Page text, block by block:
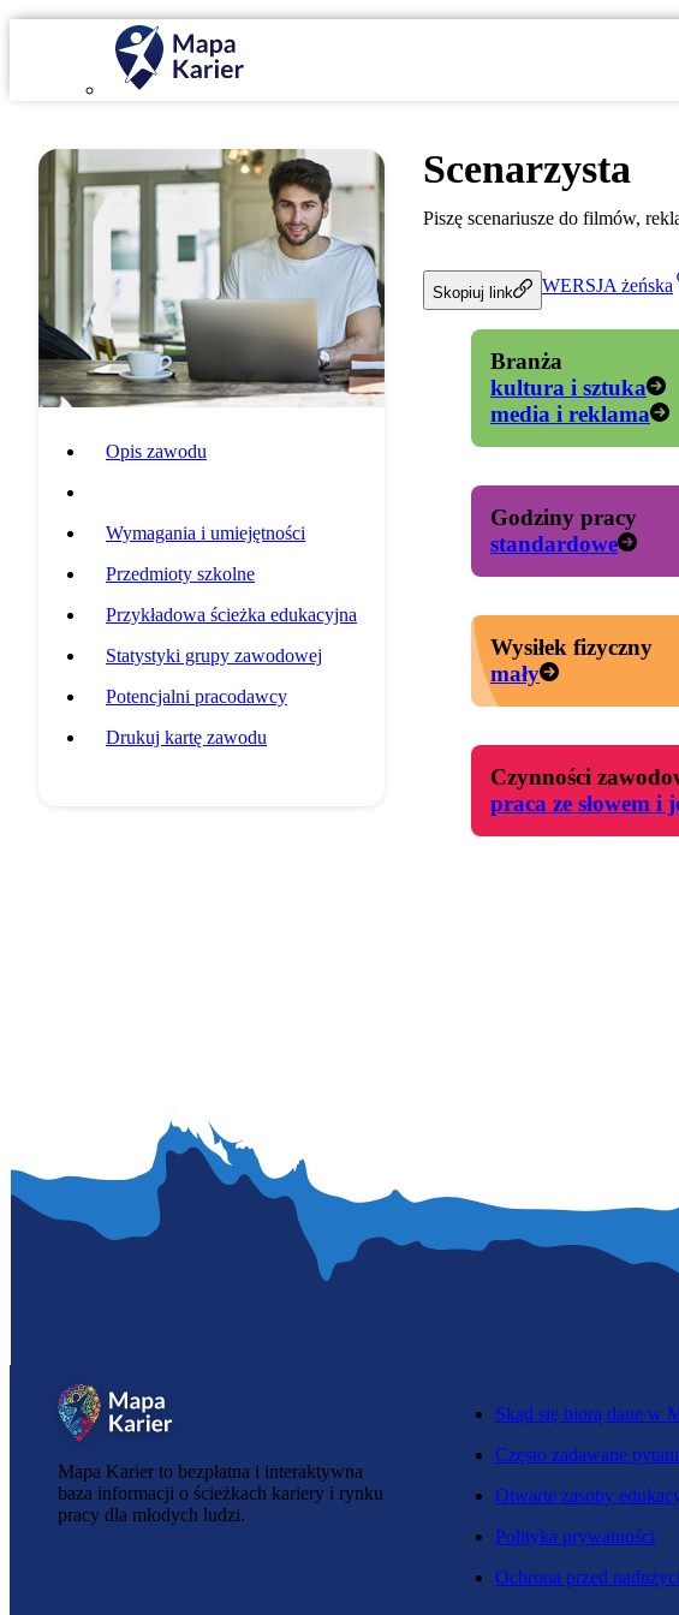
Opis zawodu
Wymagania i umiejętności
Przedmioty szkolne
Przykładowa ścieżka edukacyjna
Statystyki grupy zawodowej
Potencjalni pracodawcy
Drukuj kartę zawodu
Scenarzysta
Piszę scenariusze do filmów,
Skopiuj link WERSJA żeńska
Branża
kultura i sztuka
media i reklama
Godziny pracy
standardowe
Wysiłek fizyczny
mały
Czynności
praca ze słowem i
Mapa Karier to bezpłatna i interaktywna
baza informacji o ścieżkach kariery i rynku
pracy dla młodych ludzi.
Skąd się biorą dane w
Często zadawane
Otwarte zasoby
Polityka prywatności
Ochrona przed